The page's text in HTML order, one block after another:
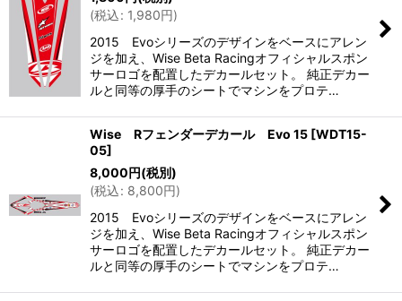
(税込: 1,980円)
2015 Evoシリーズのデザインをベースにアレン
ジを加え、Wise Beta Racingオフィシャルスポン
サーロゴを配置したデカールセット。 純正デカー
ルと同等の厚手のシートでマシンをプロテ…
Wise Rフェンダーデカール Evo 15 [WDT15-
05]
8,000円(税別)
(税込: 8,800円)
2015 Evoシリーズのデザインをベースにアレン
ジを加え、Wise Beta Racingオフィシャルスポン
サーロゴを配置したデカールセット。 純正デカー
ルと同等の厚手のシートでマシンをプロテ…